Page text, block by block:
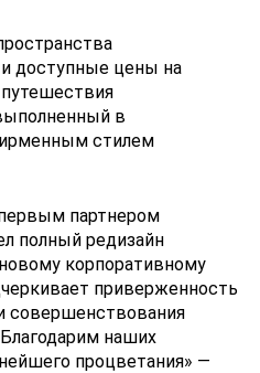
доступные цены на
в
стилем
партнером
полный редизайн
корпоративному
приверженность
совершенствования
наших
процветания» —